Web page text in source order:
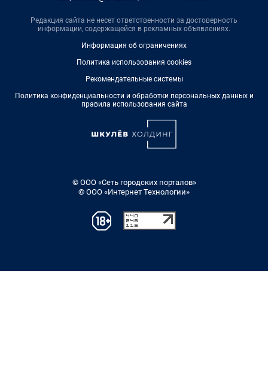
Редакция сайта не несет ответственности за достоверность
информации, содержащейся в рекламных объявлениях.
Информация об ограничениях
Политика использования cookies
Рекомендательные системы
Политика конфиденциальности и обработки персональных данных и
правила использования сайта
© ООО «Сеть городских порталов»
© ООО «Интернет Технологии»